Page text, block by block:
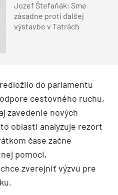
Jozef Štefaňák: Sme
zásadne proti ďalšej
výstavbe v Tatrách
do parlamentu
cestovného ruchu,
zavedenie nových
oblasti analyzuje rezort
čase začne
pomoci,
zverejniť výzvu pre